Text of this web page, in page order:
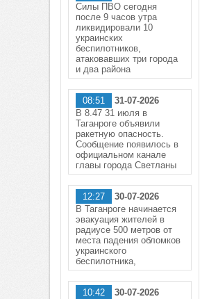
Силы ПВО сегодня
после 9 часов утра
ликвидировали 10
украинских
беспилотников,
атаковавших три города
и два района
08:51
31-07-2026
В 8.47 31 июля в
Таганроге объявили
ракетную опасность.
Сообщение появилось в
официальном канале
главы города Светланы
12:27
30-07-2026
В Таганроге начинается
эвакуация жителей в
радиусе 500 метров от
места падения обломков
украинского
беспилотника,
10:42
30-07-2026